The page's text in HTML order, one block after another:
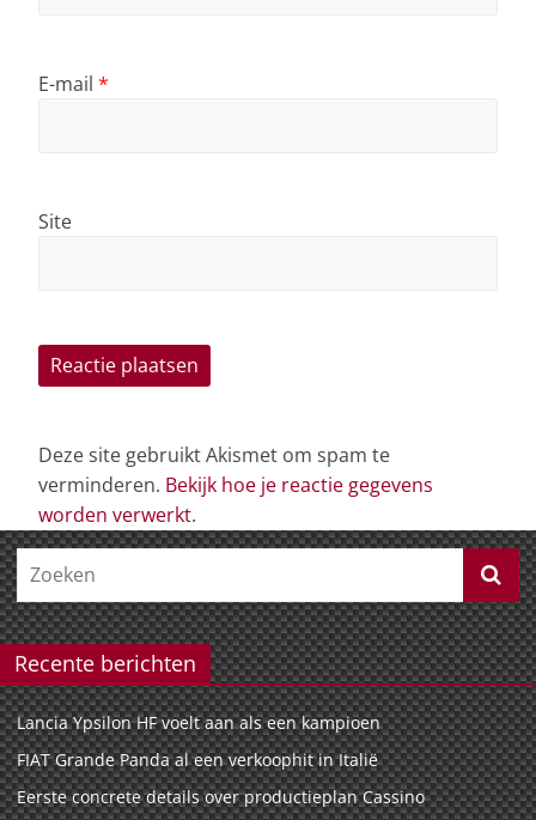
E-mail *
Site
Deze site gebruikt Akismet om spam te
verminderen. Bekijk hoe je reactie gegevens
worden verwerkt.
Recente berichten
Lancia Ypsilon HF voelt aan als een kampioen
FIAT Grande Panda al een verkoophit in Italië
Eerste concrete details over productieplan Cassino